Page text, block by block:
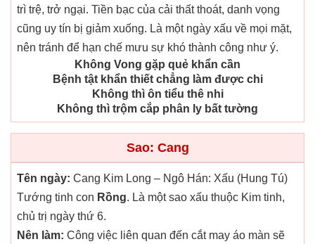
trì trệ, trở ngại. Tiền bạc của cải thất thoát, danh vọng
cũng uy tín bị giảm xuống. Là một ngày xấu về mọi mặt,
nên tránh để hạn chế mưu sự khó thành công như ý.
Không Vong gặp quẻ khẩn cần
Bệnh tật khẩn thiết chẳng làm được chi
Không thì ôn tiểu thê nhi
Không thì trộm cắp phân ly bất tường
Sao: Cang
Tên ngày: Cang Kim Long – Ngô Hán: Xấu (Hung Tú)
Tướng tinh con Rồng. Là một sao xấu thuộc Kim tinh,
chủ trị ngày thứ 6.
Nên làm: Công việc liên quan đến cắt may áo màn sẽ